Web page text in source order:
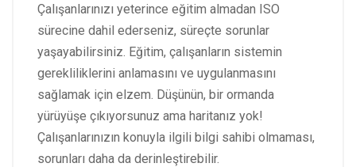
Çalışanlarınızı yeterince eğitim almadan ISO
sürecine dahil ederseniz, süreçte sorunlar
yaşayabilirsiniz. Eğitim, çalışanların sistemin
gerekliliklerini anlamasını ve uygulanmasını
sağlamak için elzem. Düşünün, bir ormanda
yürüyüşe çıkıyorsunuz ama haritanız yok!
Çalışanlarınızın konuyla ilgili bilgi sahibi olmaması,
sorunları daha da derinleştirebilir.